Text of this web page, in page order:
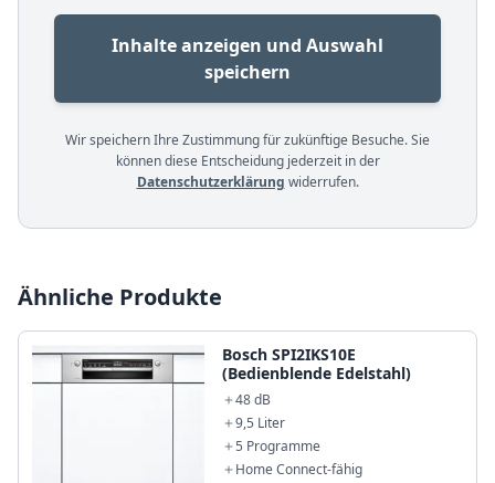
Inhalte anzeigen und Auswahl
speichern
Wir speichern Ihre Zustimmung für zukünftige Besuche. Sie
können diese Entscheidung jederzeit in der
Datenschutzerklärung widerrufen.
Ähnliche Produkte
Bosch SPI2IKS10E
(Bedienblende Edelstahl)
48 dB
9,5 Liter
5 Programme
Home Connect-fähig